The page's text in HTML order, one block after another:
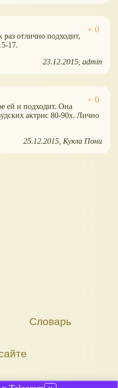
отлично подходит,
17.
23.12.2015 admin
ей и подходит. Она
актрис 80-90х. Лично
25.12.2015 Кукла Пони
Словарь